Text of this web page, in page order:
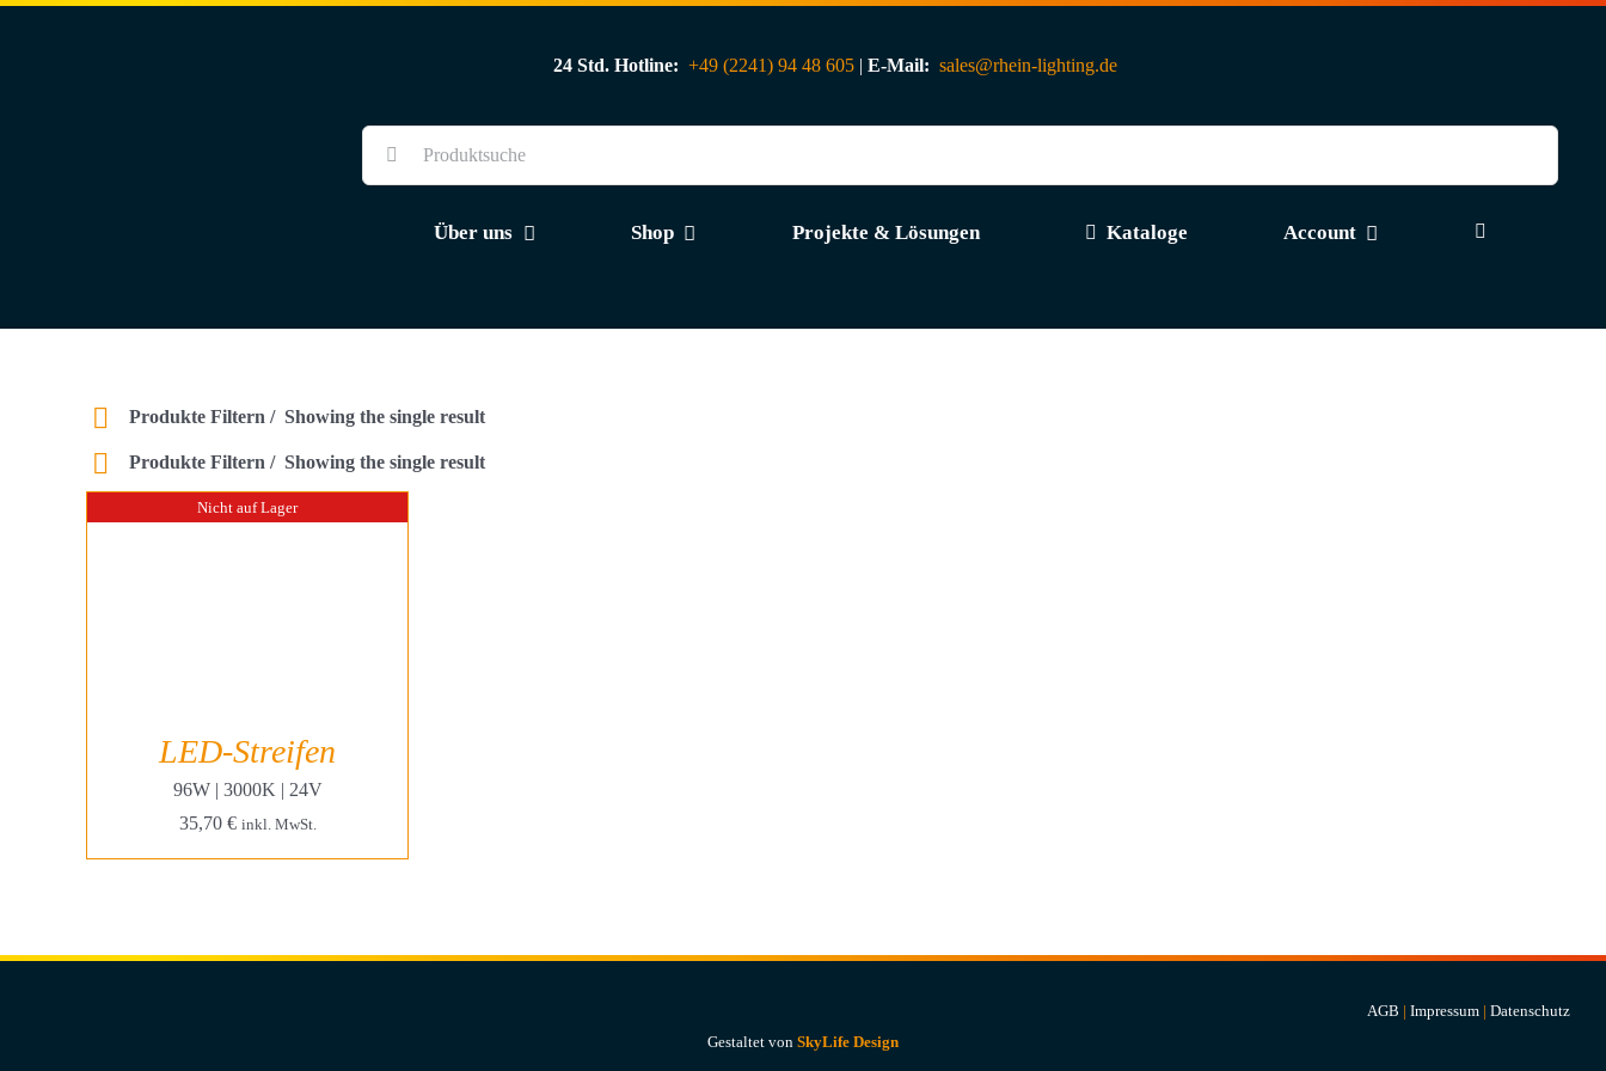
24 Std. Hotline: +49 (2241) 94 48 605 | E-Mail: sales@rhein-lighting.de
Über uns Shop Projekte & Lösungen Kataloge Account
Produkte Filtern Showing the single result
Produkte Filtern Showing the single result
Nicht auf Lager
LED-Streifen
96W | 3000K | 24V
35,70 € inkl. MwSt.
AGB | Impressum | Datenschutz
Gestaltet von SkyLife Design